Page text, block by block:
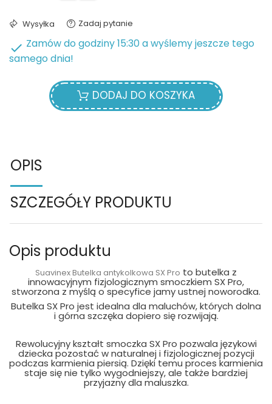
Wysyłka Zadaj pytanie
 Zamów do godziny 15:30 a wyślemy jeszcze tego
samego dnia!
DODAJ DO KOSZYKA
OPIS
SZCZEGÓŁY PRODUKTU
Opis produktu
Suavinex Butelka antykolkowa SX Pro to butelka z
innowacyjnym fizjologicznym smoczkiem SX Pro,
stworzona z myślą o specyfice jamy ustnej noworodka.
Butelka SX Pro jest idealna dla maluchów, których dolna
i górna szczęka dopiero się rozwijają.
Rewolucyjny kształt smoczka SX Pro pozwala językowi
dziecka pozostać w naturalnej i fizjologicznej pozycji
podczas karmienia piersią. Dzięki temu proces karmienia
staje się nie tylko wygodniejszy, ale także bardziej
przyjazny dla maluszka.